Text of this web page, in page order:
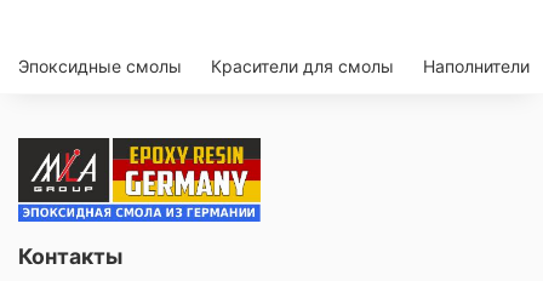
Эпоксидные смолы Красители для смолы Наполнители
Контакты